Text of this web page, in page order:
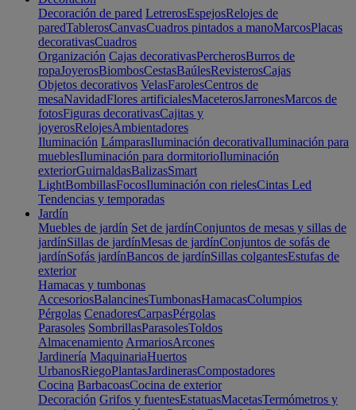
Decoración de pared LetrerosEspejosRelojes de
paredTablerosCanvasCuadros pintados a manoMarcosPlacas
decorativasCuadros
Organización Cajas decorativasPercherosBurros de
ropaJoyerosBiombosCestasBaúlesRevisterosCajas
Objetos decorativos VelasFarolesCentros de
mesaNavidadFlores artificialesMaceterosJarronesMarcos de
fotosFiguras decorativasCajitas y
joyerosRelojesAmbientadores
Iluminación LámparasIluminación decorativaIluminación para
mueblesIluminación para dormitorioIluminación
exteriorGuirnaldasBalizasSmart
LightBombillasFocosIluminación con rielesCintas Led
Tendencias y temporadas
Jardín
Muebles de jardín Set de jardínConjuntos de mesas y sillas de
jardínSillas de jardínMesas de jardínConjuntos de sofás de
jardínSofás jardínBancos de jardínSillas colgantesEstufas de
exterior
Hamacas y tumbonas
AccesoriosBalancinesTumbonasHamacasColumpios
Pérgolas CenadoresCarpasPérgolas
Parasoles SombrillasParasolesToldos
Almacenamiento ArmariosArcones
Jardinería MaquinariaHuertos
UrbanosRiegoPlantasJardinerasCompostadores
Cocina BarbacoasCocina de exterior
Decoración Grifos y fuentesEstatuasMacetasTermómetros y